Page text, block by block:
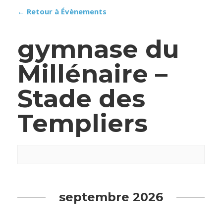
← Retour à Évènements
gymnase du
Millénaire –
Stade des
Templiers
septembre 2026